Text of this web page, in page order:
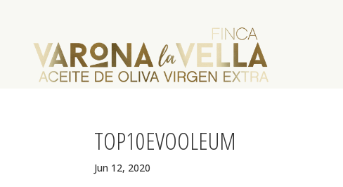
TOP10EVOOLEUM
Jun 12, 2020